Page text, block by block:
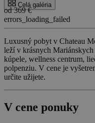
Celá galéria
od 369 €
errors_loading_failed
Luxusný pobyt v Chateau
leží v krásnych
kúpele, wellness centrum,
polpenziu. V cene je
určite užijete.
V cene ponuky